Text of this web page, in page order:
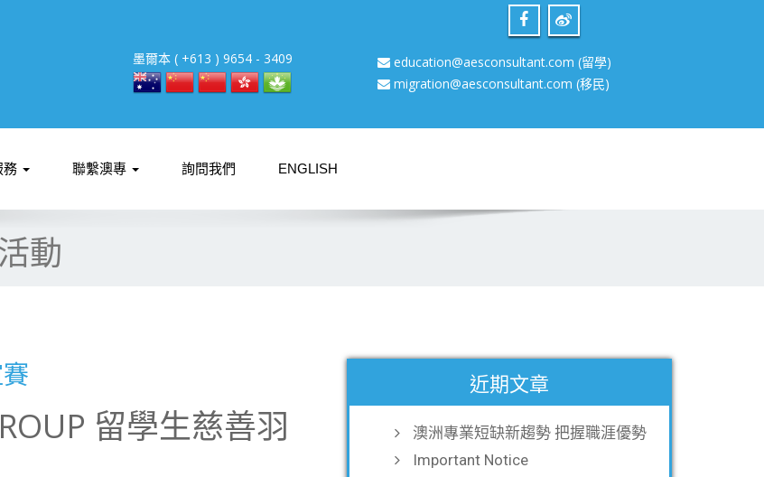
墨爾本 ( +613 ) 9654 - 3409 education@aesconsultant.com (留學)
migration@aesconsultant.com (移民)
務 聯繫澳專 詢問我們 ENGLISH
動
留學生慈善羽
近期文章
澳洲專業短缺新趨勢 把握職涯優勢
Important Notice